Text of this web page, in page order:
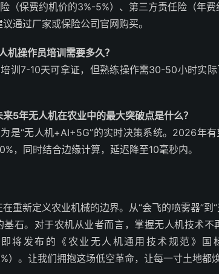
（保费约机价的3%-5%）、第三方责任险（年
通过厂家或保险公司官网购买。
机操作员培训需要多久？
训7-10天可拿证，但熟练操作需30-50小时实
5年无人机在农业中的最大突破点是什么？
是“无人机+AI+5G”的实时决策系统。2026年
，同时结合边缘计算，延迟降至10毫秒内。
重新定义农业机械的边界。从“会飞的喷雾器”
基石。对于农机从业者而言，掌握无人机技术
将发布的《农业无人机通用技术规范》
）。让我们拥抱这场低空革命，让每一寸土地都